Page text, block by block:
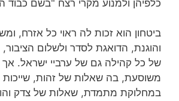
כלפיהן ולמנוע מקרי רצח "בשם
ביטחון הוא זכות לה ראוי כל אזרח,
והוגנת, הדואגת לסדר ולשלום הציבור,
של כל קהילה גם של ערביי ישראל. אך
משוסעת, בה שאלות של זהות, שייכות
במחלוקת מתמדת, שאלות של צדק